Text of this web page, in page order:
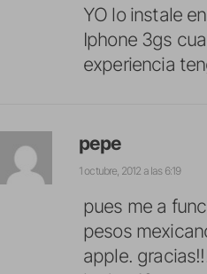
YO lo instale
Iphone 3gs
experiencia
pepe
1 octubre, 2012 a las 6:19
pues me a
pesos
apple.